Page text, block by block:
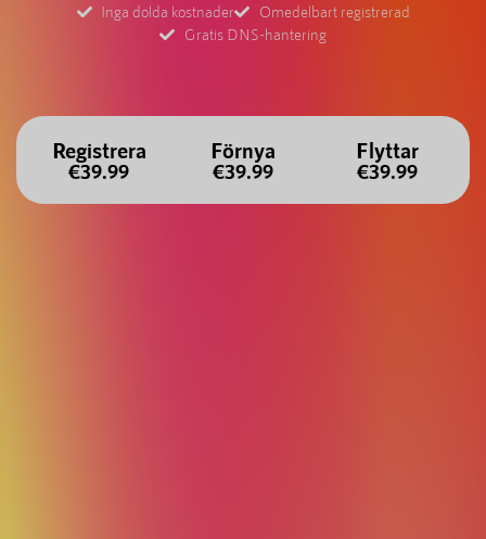
Inga dolda kostnader
Omedelbart registrerad
Gratis DNS-hantering
Registrera
€39.99
Förnya
€39.99
Flyttar
€39.99